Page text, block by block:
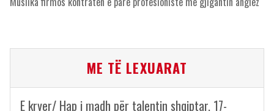
ME TË LEXUARAT
E kryer/ Hap i madh për talentin shqiptar, 17-